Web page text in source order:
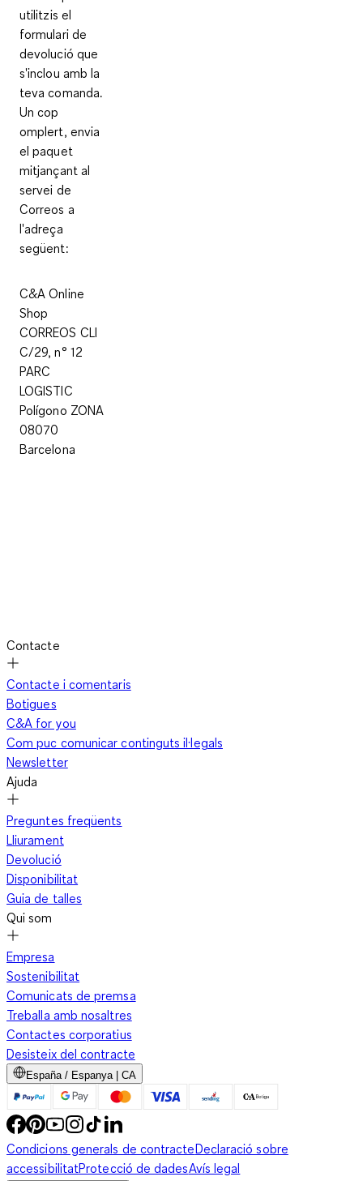
utilitzis el
formulari de
devolució que
s'inclou amb la
teva comanda.
Un cop
omplert, envia
el paquet
mitjançant al
servei de
Correos a
l'adreça
següent:
C&A Online
Shop
CORREOS CLI
C/29, n° 12
PARC
LOGISTIC
Polígono ZONA​
08070
Barcelona
Contacte
Contacte i comentaris
Botigues
C&A for you
Com puc comunicar continguts il·legals
Newsletter
Ajuda
Preguntes freqüents
Lliurament
Devolució
Disponibilitat
Guia de talles
Qui som
Empresa
Sostenibilitat
Comunicats de premsa
Treballa amb nosaltres
Contactes corporatius
Desisteix del contracte
España / Espanya | CA
Condicions generals de contracteDeclaració sobre
accessibilitatProtecció de dadesAvís legal